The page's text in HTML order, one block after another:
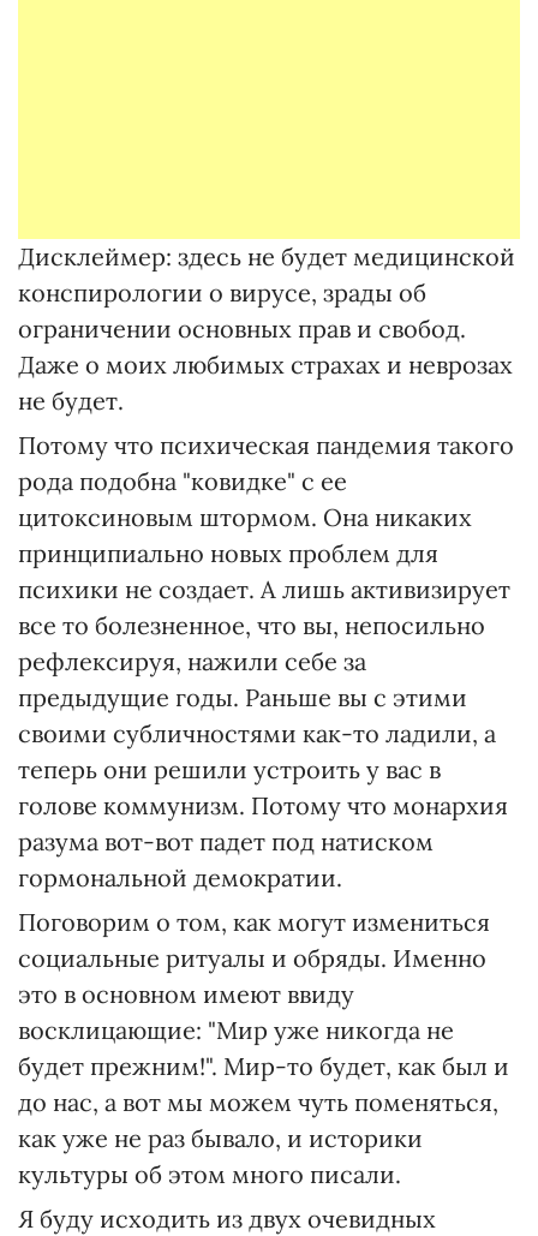
Дисклеймер: здесь не будет медицинской
конспирологии о вирусе, зрады об
ограничении основных прав и свобод.
Даже о моих любимых страхах и неврозах
не будет.
Потому что психическая пандемия такого
рода подобна "ковидке" с ее
цитоксиновым штормом. Она никаких
принципиально новых проблем для
психики не создает. А лишь активизирует
все то болезненное, что вы, непосильно
рефлексируя, нажили себе за
предыдущие годы. Раньше вы с этими
своими субличностями как-то ладили, а
теперь они решили устроить у вас в
голове коммунизм. Потому что монархия
разума вот-вот падет под натиском
гормональной демократии.
Поговорим о том, как могут измениться
социальные ритуалы и обряды. Именно
это в основном имеют ввиду
восклицающие: "Мир уже никогда не
будет прежним!". Мир-то будет, как был и
до нас, а вот мы можем чуть поменяться,
как уже не раз бывало, и историки
культуры об этом много писали.
Я буду исходить из двух очевидных